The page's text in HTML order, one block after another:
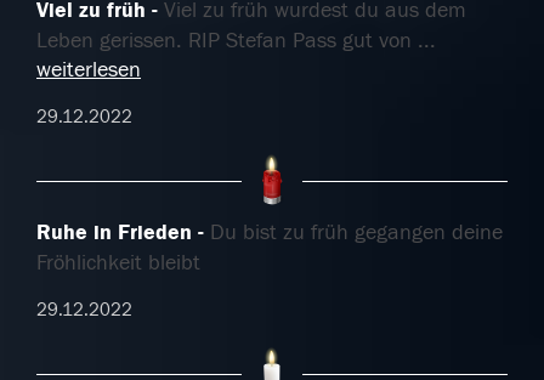
Viel zu früh
Viel zu früh wurdest du aus dem
Leben gerissen. RIP Stefan Pass gut von ...
weiterlesen
29.12.2022
Ruhe in Frieden
Du bist zu früh gegangen deine
Fröhlichkeit bleibt
29.12.2022